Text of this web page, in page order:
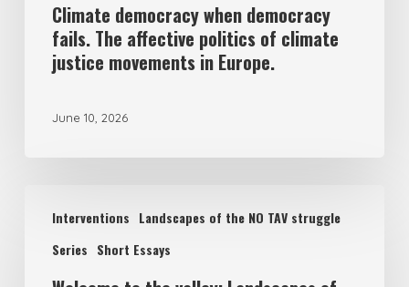
Europe.
Climate democracy when democracy
fails. The affective politics of climate
justice movements in Europe.
June 10, 2026
Interventions Landscapes of the NO TAV struggle
Series Short Essays